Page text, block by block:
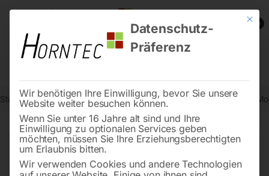
0
Start Metallbearbeitung Bohr- und Fräszubehör Ventilator für
Mit
Datenschutz-
Präferenz
Wir benötigen Ihre Einwilligung, bevor Sie unsere
Website weiter besuchen können.
Wenn Sie unter 16 Jahre alt sind und Ihre
Einwilligung zu optionalen Services geben
möchten, müssen Sie Ihre Erziehungsberechtigten
um Erlaubnis bitten.
Wir verwenden Cookies und andere Technologien